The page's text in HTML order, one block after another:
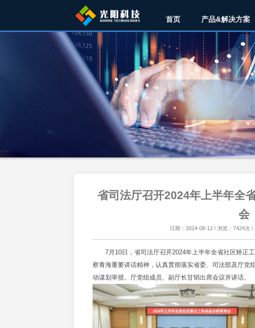
首页 产品&解决方案
省司法厅召开2024年上半年全
会
日期：2024-08-12 / 浏览：7424次
7月10日，省司法厅召开2024年上半年全省社区矫正
察青海重要讲话精神，认真贯彻落实省委、司法部及厅党
动谋划举措。厅党组成员、副厅长甘韬出席会议并讲话。